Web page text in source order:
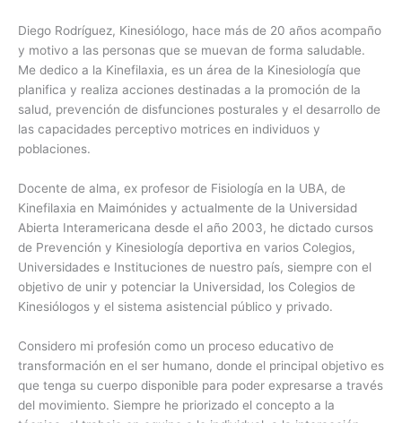
Diego Rodríguez, Kinesiólogo, hace más de 20 años acompaño
y motivo a las personas que se muevan de forma saludable.
Me dedico a la Kinefilaxia, es un área de la Kinesiología que
planifica y realiza acciones destinadas a la promoción de la
salud, prevención de disfunciones posturales y el desarrollo de
las capacidades perceptivo motrices en individuos y
poblaciones.
Docente de alma, ex profesor de Fisiología en la UBA, de
Kinefilaxia en Maimónides y actualmente de la Universidad
Abierta Interamericana desde el año 2003, he dictado cursos
de Prevención y Kinesiología deportiva en varios Colegios,
Universidades e Instituciones de nuestro país, siempre con el
objetivo de unir y potenciar la Universidad, los Colegios de
Kinesiólogos y el sistema asistencial público y privado.
Considero mi profesión como un proceso educativo de
transformación en el ser humano, donde el principal objetivo es
que tenga su cuerpo disponible para poder expresarse a través
del movimiento. Siempre he priorizado el concepto a la